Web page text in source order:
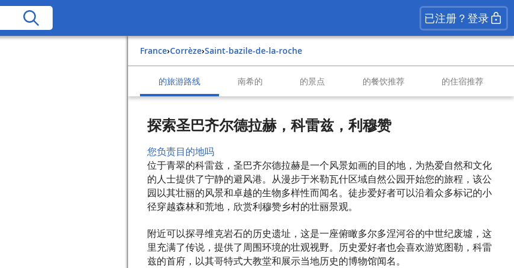
已注册？登录
France› Corrèze› Saint-bazile-de-la-roche
的旅游路线 南希的 的景点 的餐饮推荐 的住宿推荐
探索圣巴齐尔德拉赫，科雷兹，利穆赞
您负责目的地吗
位于青翠的科雷兹，圣巴齐尔德拉赫是一个风景如画的目的地，为热爱自然和文化
的人士提供了宁静的避风港。从漫步于米勒瓦什区域自然公园开始您的旅程，该公
园以其壮丽的风景和卓越的生物多样性而闻名。徒步爱好者可以沿着众多标记的小
径穿越森林和荒地，欣赏利穆赞乡村的壮丽景观。
附近可以探寻维克岩石的历史遗址，这是一座俯瞰多尔多涅河谷的中世纪废墟，这
里充满了传说，提供了周围环境的壮观视野。历史爱好者也会喜欢游览图勒，科雷
兹的首府，以其哥特式大教堂和展示当地历史的博物馆闻名。